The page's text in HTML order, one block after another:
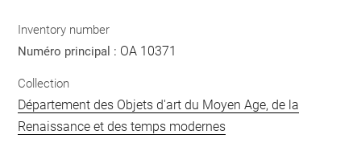
Inventory number
Numéro principal : OA 10371
Collection
Département des Objets d'art du Moyen Age, de la
Renaissance et des temps modernes